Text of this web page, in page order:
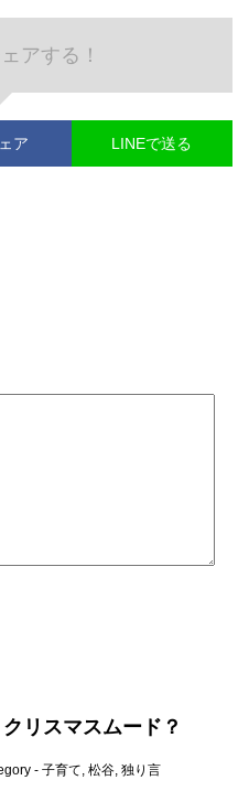
アする！
ア LINEで送る
リスマスムード？
- 子育て, 松谷, 独り言